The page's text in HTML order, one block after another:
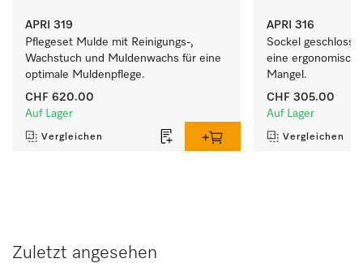
APRI 319
Pflegeset Mulde mit Reinigungs-,
Wachstuch und Muldenwachs für eine
optimale Muldenpflege.
CHF 620.00
Auf Lager
Vergleichen
APRI 316
Sockel
eine
Mangel.
CHF 305.00
Auf Lager
Vergleichen
Zuletzt angesehen